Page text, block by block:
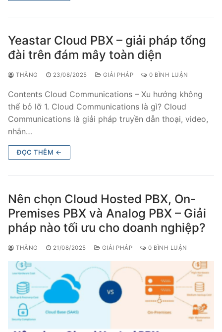
Yeastar Cloud PBX – giải pháp tổng
đài trên đám mây toàn diện
THẮNG 23/08/2025 GIẢI PHÁP 0 BÌNH LUẬN
Contents Cloud Communications – Xu hướng không
thể bỏ lỡ 1. Cloud Communications là gì? Cloud
Communications là giải pháp truyền dẫn thoại, video,
nhắn…
ĐỌC THÊM ←
Nên chọn Cloud Hosted PBX, On-
Premises PBX và Analog PBX – Giải
pháp nào tối ưu cho doanh nghiệp?
THẮNG 21/08/2025 GIẢI PHÁP 0 BÌNH LUẬN